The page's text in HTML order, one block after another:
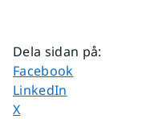
Dela sidan på:
Dela sidan på
Facebook
Dela sidan på
LinkedIn
Dela sidan på
X